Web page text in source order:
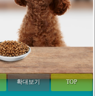
확대보기 TOP